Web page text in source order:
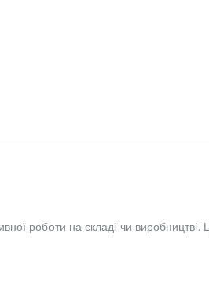
роботи на складі чи виробництві.